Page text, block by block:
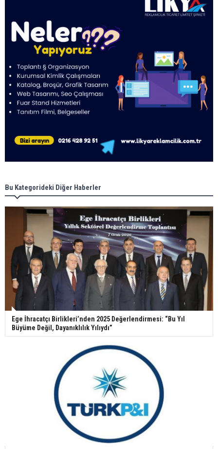
Bu Kategorideki Diğer Haberler
Ege İhracatçı Birlikleri’nden 2025 Değerlendirmesi: “Bu Yıl
Büyüme Değil, Dayanıklılık Yılıydı”